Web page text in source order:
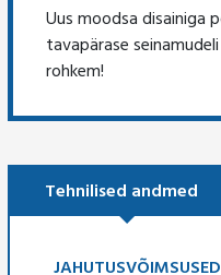
Uus moodsa disainiga
tavapärase
rohkem!
Tehnilised andmed
JAHUTUSVÕIMSUSED